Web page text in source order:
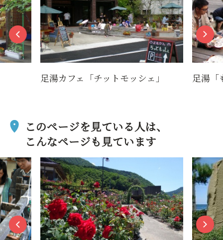
足湯カフェ「チットモッシェ」 足湯「
このページを見ている人は、
こんなページも見ています